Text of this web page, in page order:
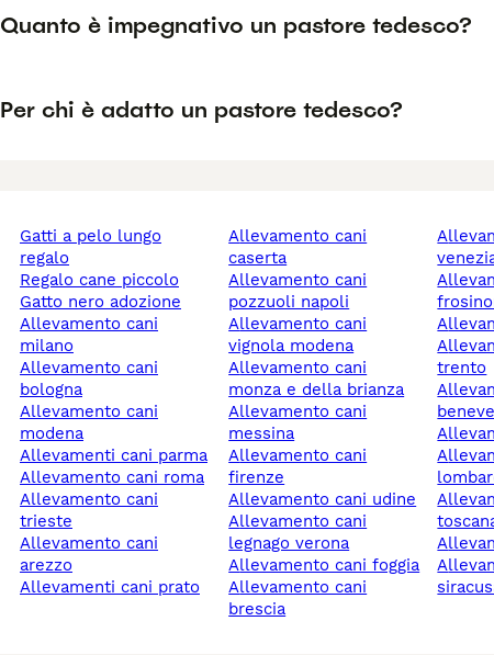
Quanto è impegnativo un pastore tedesco?
Per chi è adatto un pastore tedesco?
gatti a pelo lungo
regalo
regalo cane piccolo
gatto nero adozione
allevamento cani
milano
allevamento cani
bologna
allevamento cani
modena
allevamenti cani parma
allevamento cani roma
allevamento cani
trieste
allevamento cani
arezzo
allevamenti cani prato
allevamento cani
caserta
allevamento cani
pozzuoli napoli
allevamento cani
vignola modena
allevamento cani
monza e della brianza
allevamento cani
messina
allevamento cani
firenze
allevamento cani udine
allevamento cani
legnago verona
allevamento cani foggia
allevamento cani
brescia
allevamenti cani friuli
allevamento cani alatri
allevamento cani
trento
allevamento cani
allevamento cani
allevamento cani
allevamento cani